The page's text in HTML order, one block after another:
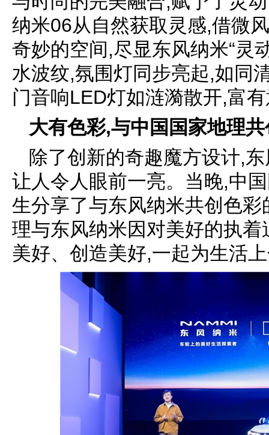
纳米06从自然获取灵感,借微
奇妙的空间,尽显东风纳米“灵
水波纹,氛围灯同步亮起,如同
门音响LED灯如涟漪散开,富
大有色彩,与中国国家地理共
除了创新的奇趣魔方设计,
让人令人眼前一亮。当晚,中
生分享了与东风纳米共创色
理与东风纳米因对美好的执
美好、创造美好,一起为生活